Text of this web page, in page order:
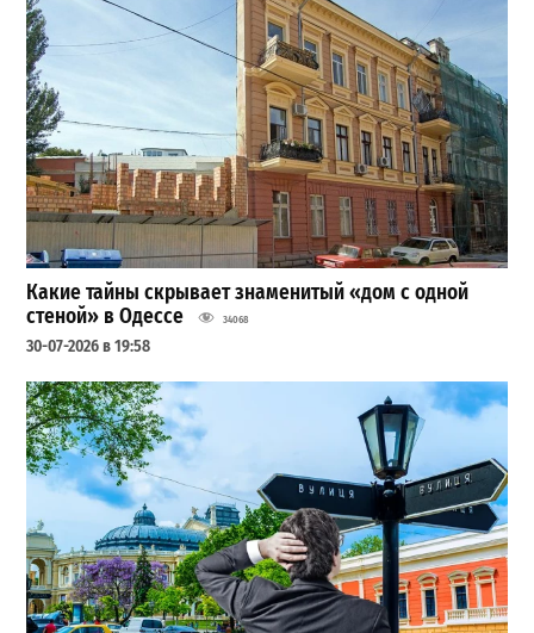
Какие тайны скрывает знаменитый «дом с одной
стеной» в Одессе
34068
30-07-2026 в 19:58